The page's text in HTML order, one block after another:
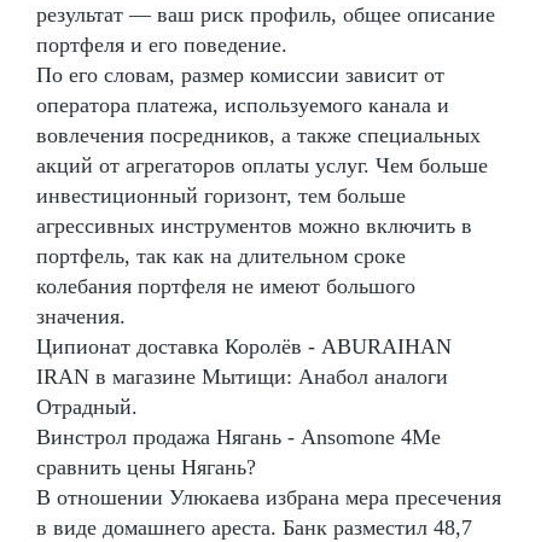
результат — ваш риск профиль, общее описание
портфеля и его поведение.
По его словам, размер комиссии зависит от
оператора платежа, используемого канала и
вовлечения посредников, а также специальных
акций от агрегаторов оплаты услуг. Чем больше
инвестиционный горизонт, тем больше
агрессивных инструментов можно включить в
портфель, так как на длительном сроке
колебания портфеля не имеют большого
значения.
Ципионат доставка Королёв - ABURAIHAN
IRAN в магазине Мытищи: Анабол аналоги
Отрадный.
Винстрол продажа Нягань - Ansomone 4Me
сравнить цены Нягань?
В отношении Улюкаева избрана мера пресечения
в виде домашнего ареста. Банк разместил 48,7